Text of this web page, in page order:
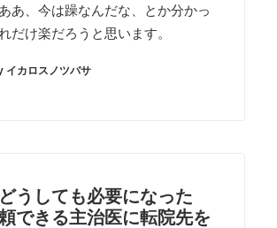
あ、今は躁なんだな、とか分かっ
だけ楽だろうと思います。
イカロスノツバサ
うしても必要になった
できる主治医に転院先を